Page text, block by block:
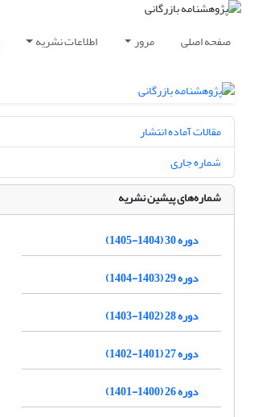
صفحه اصلی مرور اطلاعات نشریه
مقالات آماده انتشار
شماره جاری
شماره‌های پیشین نشریه
دوره 30 (1404-1405)
دوره 29 (1403-1404)
دوره 28 (1402-1403)
دوره 27 (1401-1402)
دوره 26 (1400-1401)